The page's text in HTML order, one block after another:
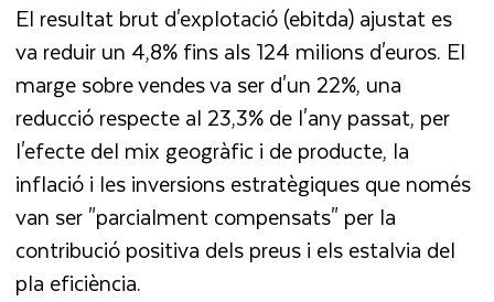
El resultat brut d'explotació (ebitda) ajustat es
va reduir un 4,8% fins als 124 milions d'euros. El
marge sobre vendes va ser d'un 22%, una
reducció respecte al 23,3% de l'any passat, per
l'efecte del mix geogràfic i de producte, la
inflació i les inversions estratègiques que només
van ser "parcialment compensats" per la
contribució positiva dels preus i els estalvia del
pla eficiència.